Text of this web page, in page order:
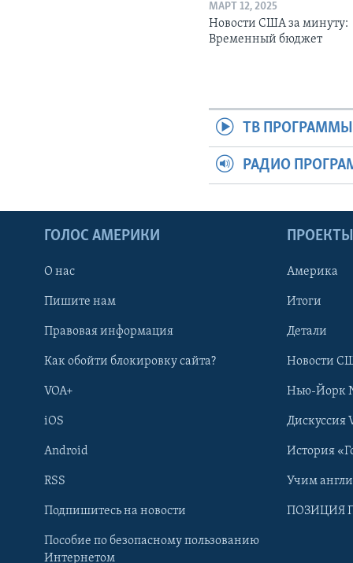
Learning English
МАРТ 12, 2025
Новости США за минуту:
Временный бюджет
ТВ ПРОГРАММЫ
РАДИО
ГОЛОС АМЕРИКИ
О нас
Пишите нам
Правовая информация
Как обойти блокировку сайта?
VOA+
iOS
Android
RSS
Подпишитесь на новости
Пособие по безопасному пользованию
Интернетом
ПРОЕКТЫ
Америка
Итоги
Детали
Новости
Нью-Йорк
Дискуссия
История
Учим
ПОЗИЦИЯ